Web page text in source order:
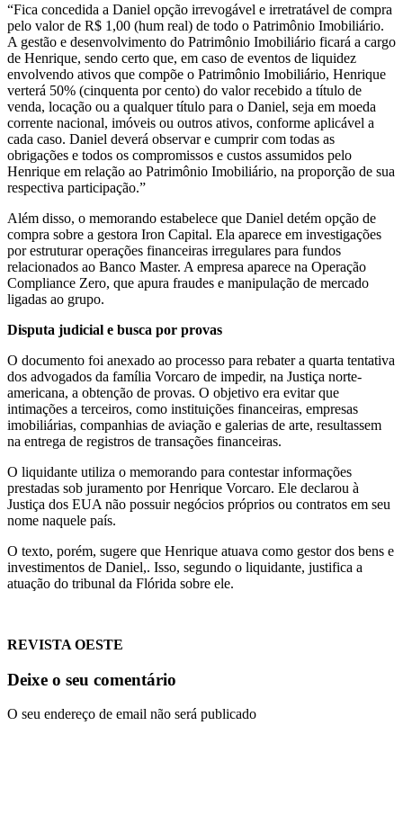
“Fica concedida a Daniel opção irrevogável e irretratável de compra
pelo valor de R$ 1,00 (hum real) de todo o Patrimônio Imobiliário.
A gestão e desenvolvimento do Patrimônio Imobiliário ficará a cargo
de Henrique, sendo certo que, em caso de eventos de liquidez
envolvendo ativos que compõe o Patrimônio Imobiliário, Henrique
verterá 50% (cinquenta por cento) do valor recebido a título de
venda, locação ou a qualquer título para o Daniel, seja em moeda
corrente nacional, imóveis ou outros ativos, conforme aplicável a
cada caso. Daniel deverá observar e cumprir com todas as
obrigações e todos os compromissos e custos assumidos pelo
Henrique em relação ao Patrimônio Imobiliário, na proporção de sua
respectiva participação.”
Além disso, o memorando estabelece que Daniel detém opção de
compra sobre a gestora Iron Capital. Ela aparece em investigações
por estruturar operações financeiras irregulares para fundos
relacionados ao Banco Master. A empresa aparece na Operação
Compliance Zero, que apura fraudes e manipulação de mercado
ligadas ao grupo.
Disputa judicial e busca por provas
O documento foi anexado ao processo para rebater a quarta tentativa
dos advogados da família Vorcaro de impedir, na Justiça norte-
americana, a obtenção de provas. O objetivo era evitar que
intimações a terceiros, como instituições financeiras, empresas
imobiliárias, companhias de aviação e galerias de arte, resultassem
na entrega de registros de transações financeiras.
O liquidante utiliza o memorando para contestar informações
prestadas sob juramento por Henrique Vorcaro. Ele declarou à
Justiça dos EUA não possuir negócios próprios ou contratos em seu
nome naquele país.
O texto, porém, sugere que Henrique atuava como gestor dos bens e
investimentos de Daniel,. Isso, segundo o liquidante, justifica a
atuação do tribunal da Flórida sobre ele.
REVISTA OESTE
Deixe o seu comentário
O seu endereço de email não será publicado